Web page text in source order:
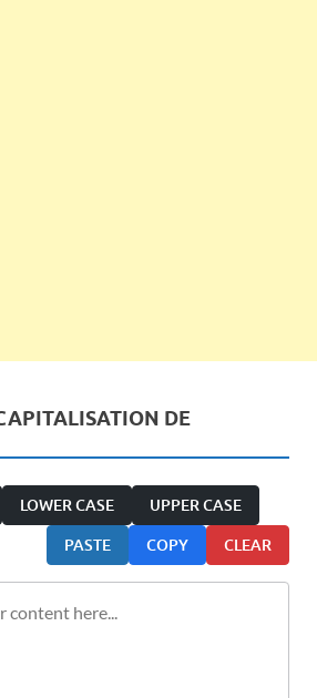
DE
LOWER CASE UPPER CASE
PASTE COPY CLEAR